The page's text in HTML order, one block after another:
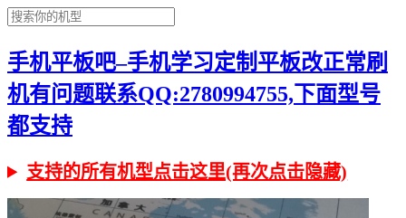
手机平板吧–手机学习定制平板改正常刷
机有问题联系QQ:2780994755,下面型号
都支持
支持的所有机型点击这里(再次点击隐藏)